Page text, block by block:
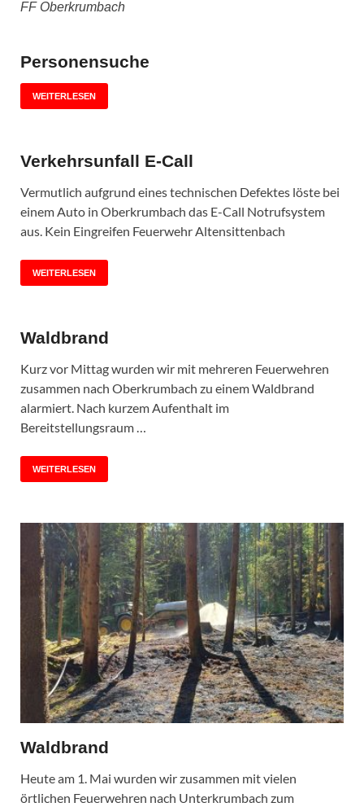
FF Oberkrumbach
Personensuche
WEITERLESEN
Verkehrsunfall E-Call
Vermutlich aufgrund eines technischen Defektes löste bei
einem Auto in Oberkrumbach das E-Call Notrufsystem
aus. Kein Eingreifen Feuerwehr Altensittenbach
WEITERLESEN
Waldbrand
Kurz vor Mittag wurden wir mit mehreren Feuerwehren
zusammen nach Oberkrumbach zu einem Waldbrand
alarmiert. Nach kurzem Aufenthalt im
Bereitstellungsraum …
WEITERLESEN
Waldbrand
Heute am 1. Mai wurden wir zusammen mit vielen
örtlichen Feuerwehren nach Unterkrumbach zum